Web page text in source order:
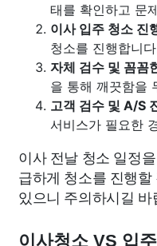
태를 확인하고 문
이사 입주 청소 진
청소를 진행합니
자체 검수 및 꼼꼼
을 통해 깨끗함을
고객 검수 및 A/S
서비스가 필요한
이사 전날 청소 일정
급하게 청소를 진행
있으니 주의하시길 바
이사청소 VS 입